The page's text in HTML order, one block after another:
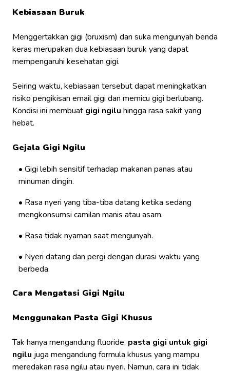
Kebiasaan Buruk
Menggertakkan gigi (bruxism) dan suka mengunyah benda
keras merupakan dua kebiasaan buruk yang dapat
mempengaruhi kesehatan gigi.
Seiring waktu, kebiasaan tersebut dapat meningkatkan
risiko pengikisan email gigi dan memicu gigi berlubang.
Kondisi ini membuat gigi ngilu hingga rasa sakit yang
hebat.
Gejala Gigi Ngilu
Gigi lebih sensitif terhadap makanan panas atau
minuman dingin.
Rasa nyeri yang tiba-tiba datang ketika sedang
mengkonsumsi camilan manis atau asam.
Rasa tidak nyaman saat mengunyah.
Nyeri datang dan pergi dengan durasi waktu yang
berbeda.
Cara Mengatasi Gigi Ngilu
Menggunakan Pasta Gigi Khusus
Tak hanya mengandung fluoride, pasta gigi untuk gigi
ngilu juga mengandung formula khusus yang mampu
meredakan rasa ngilu atau nyeri. Namun, cara ini tidak